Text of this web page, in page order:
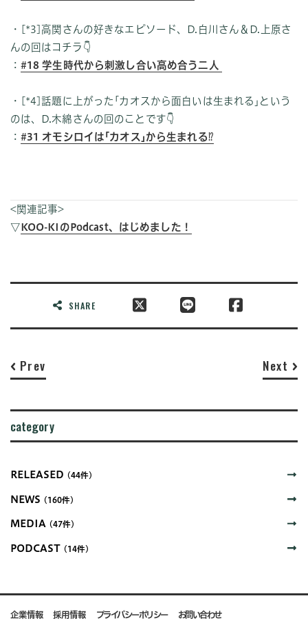
・[*3]高関さんの好きなエピソード、D.白川さん＆D.上原さ
んの回はコチラ👇
： #18 学生時代から刺激し合い高め合う二人
・[*4]話題に上がった｢カオスから面白いは生まれる｣という
のは、D.木綿さんの回のことです👇
： #31 オモシロイは｢カオス｣から生まれる⁉︎
<関連記事>
▽ KOO-KIのPodcast、はじめました！
SHARE
Prev Next
category
RELEASED (44件)
NEWS (160件)
MEDIA (47件)
PODCAST (14件)
企業情報 採用情報 プライバシーポリシー お問い合わせ